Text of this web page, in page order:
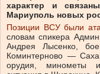
характер и
Мариуполь новых
Позиции ВСУ были
словам спикера
Андрея Лысенко,
Коминтерново —
орудия, минометы и